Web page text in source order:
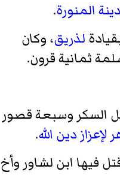
المنورة.
لذريق، وكان
ثمانية قرون.
السكر وسبعة قصور
لإعزاز دين الله.
فيها ابن لشاور وأخ